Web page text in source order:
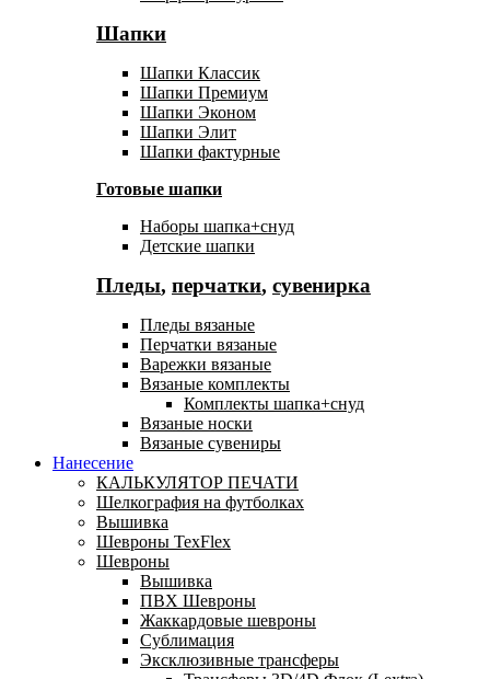
Шапки
Шапки Классик
Шапки Премиум
Шапки Эконом
Шапки Элит
Шапки фактурные
Готовые шапки
Наборы шапка+снуд
Детские шапки
Пледы, перчатки, сувенирка
Пледы вязаные
Перчатки вязаные
Варежки вязаные
Вязаные комплекты
Комплекты шапка+снуд
Вязаные носки
Вязаные сувениры
Нанесение
КАЛЬКУЛЯТОР ПЕЧАТИ
Шелкография на футболках
Вышивка
Шевроны TexFlex
Шевроны
Вышивка
ПВХ Шевроны
Жаккардовые шевроны
Сублимация
Эксклюзивные трансферы